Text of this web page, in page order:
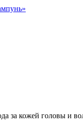
»
за кожей головы и